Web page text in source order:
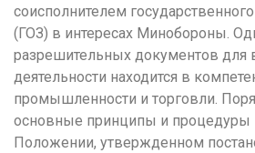
соисполнителем
(ГОЗ) в интересах Минобороны.
разрешительных документов для
деятельности находится в
промышленности и торговли.
основные принципы и процедуры
Положении, утвержденном
Казань
Калининград
Калуга
Кемерово
Киров